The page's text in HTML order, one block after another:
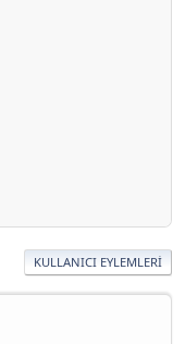
KULLANICI EYLEMLERI